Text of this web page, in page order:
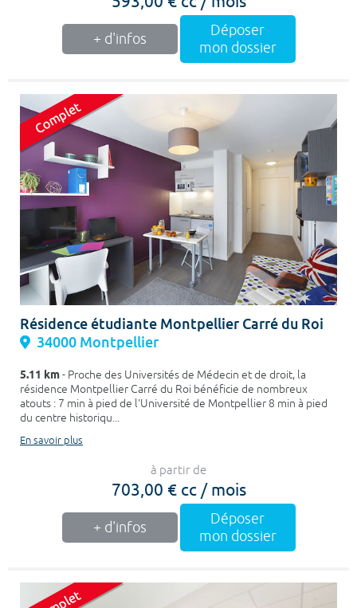
+ d'infos
Déposer
mon dossier
Résidence étudiante Montpellier Carré du Roi
34000 Montpellier
5.11 km- Proche des Universités de Médecin et de droit, la
résidence Montpellier Carré du Roi bénéficie de nombreux
atouts : 7 min à pied de l'Université de Montpellier 8 min à pied
du centre historiqu...
En savoir plus
à partir de
703,00 € cc / mois
+ d'infos
Déposer
mon dossier